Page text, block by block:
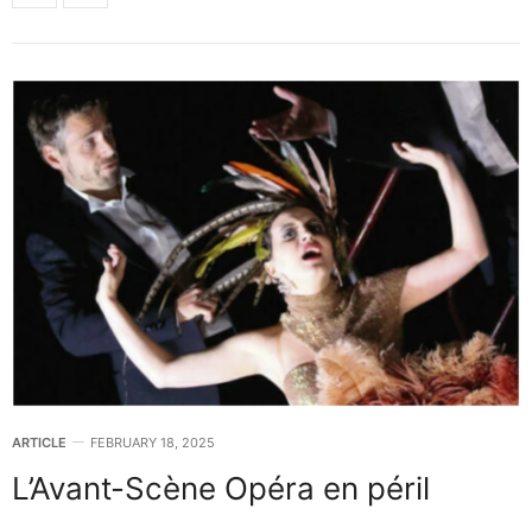
ARTICLE FEBRUARY 18, 2025
L’Avant-Scène Opéra en péril